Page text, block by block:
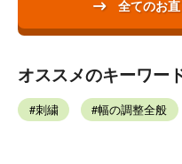
全てのお
オススメのキーワー
刺繍 幅の調整全般